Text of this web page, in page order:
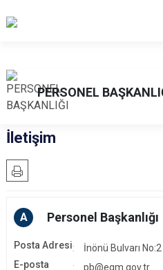
PERSONEL
İletişim
A Personel Başkanlığı
Posta Adresi
İnönü Bulvarı
E-posta
pb@egm.gov.tr